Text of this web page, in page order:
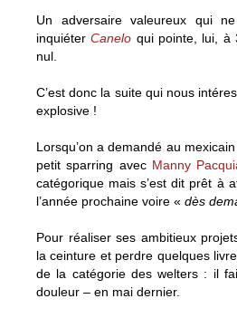
Un adversaire valeureux qui
inquiéterCanelo qui pointe, lui, à
nul.
C’est donc la suite qui nous
explosive !
Lorsqu’on a demandé au
petit sparring avec Manny
catégorique mais s’est dit prêt à
l’année prochaine voire « dès
Pour réaliser ses ambitieux
la ceinture et perdre quelques
de la catégorie des welters : il
douleur – en mai dernier.